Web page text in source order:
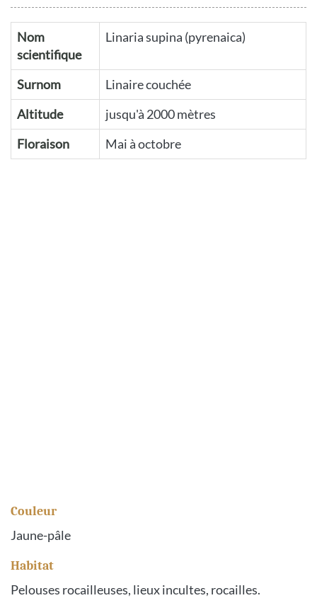
Nom
scientifique
Linaria supina (pyrenaica)
Surnom
Linaire couchée
Altitude
jusqu'à 2000 mètres
Floraison
Mai à octobre
Couleur
Jaune-pâle
Habitat
Pelouses rocailleuses, lieux incultes, rocailles.